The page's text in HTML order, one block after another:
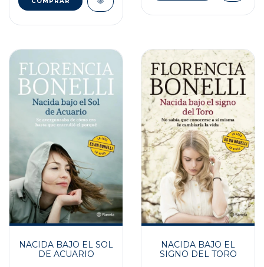
NACIDA BAJO EL SOL
DE ACUARIO
NACIDA BAJO EL
SIGNO DEL TORO